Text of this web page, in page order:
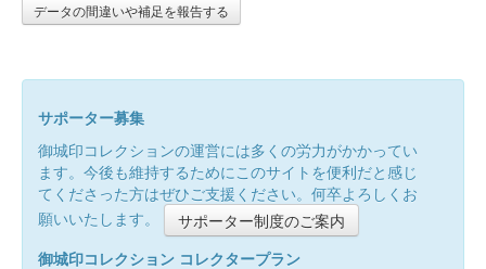
データの間違いや補足を報告する
サポーター募集
御城印コレクションの運営には多くの労力がかかってい
ます。今後も維持するためにこのサイトを便利だと感じ
てくださった方はぜひご支援ください。何卒よろしくお
願いいたします。
サポーター制度のご案内
御城印コレクション コレクタープラン